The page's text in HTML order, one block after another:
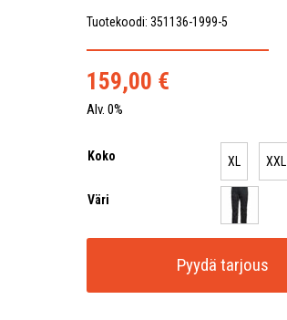
Tuotekoodi: 351136-1999-5
159,00 €
Alv. 0%
Koko XL XXL
Väri
Pyydä tarjous